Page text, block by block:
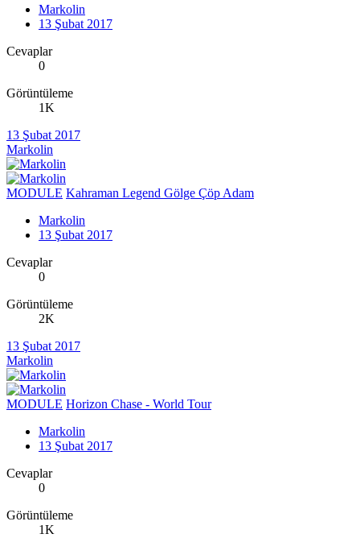
Markolin
13 Şubat 2017
Cevaplar
0
Görüntüleme
1K
13 Şubat 2017
Markolin
MODULE Kahraman Legend Gölge Çöp Adam
Markolin
13 Şubat 2017
Cevaplar
0
Görüntüleme
2K
13 Şubat 2017
Markolin
MODULE Horizon Chase - World Tour
Markolin
13 Şubat 2017
Cevaplar
0
Görüntüleme
1K